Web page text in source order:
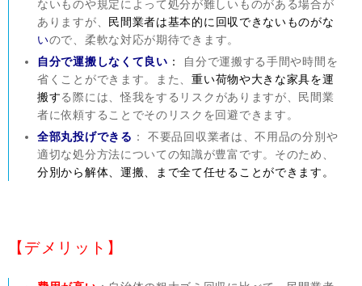
ないものや規定によって処分が難しいものがある場合が
ありますが、
民間業者は基本的に回収できないものがな
いので、柔軟な対応が期待できます。
自分で運搬しなくて良い ：
自分で運搬する手間や時間を
省くことができます。また、重い荷物や大きな家具を運
搬する際には、怪我をするリスクがありますが、民間業
者に依頼することでそのリスクを回避できます。
全部丸投げできる ： 不要品回収業者は、不用品の分別や
適切な処分方法についての知識が豊富です。そのため、
分別から解体、運搬、まで全て任せることができます。
【デメリット】